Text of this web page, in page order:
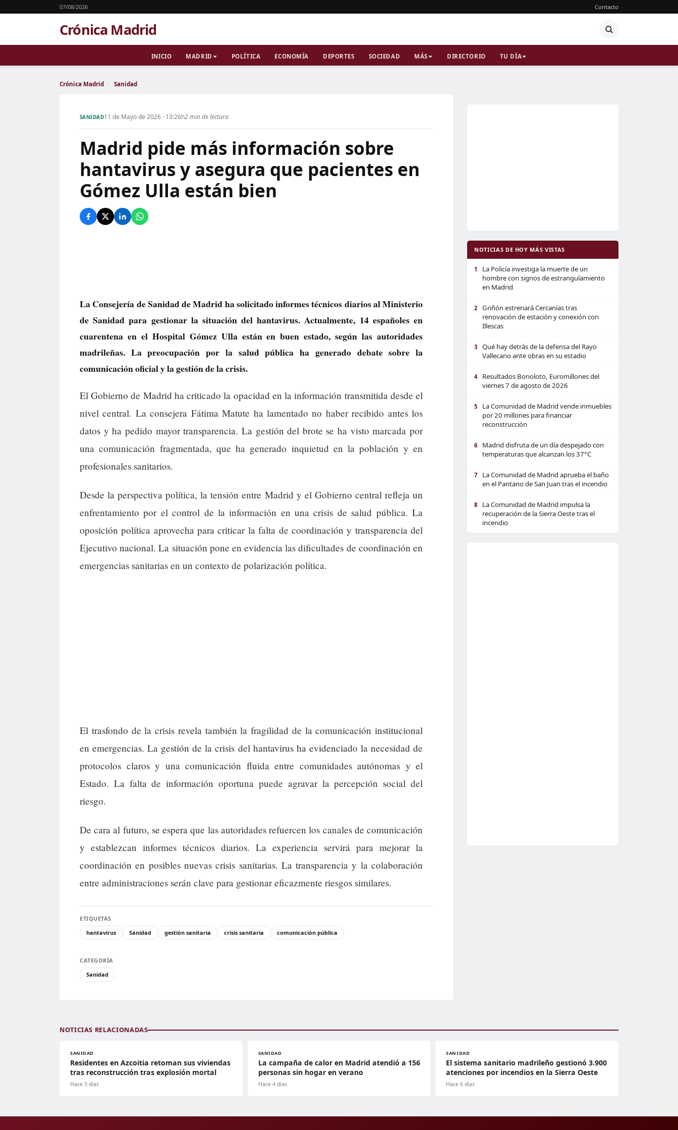
07/08/2026 Contacto
Crónica Madrid
INICIO MADRID POLÍTICA ECONOMÍA DEPORTES SOCIEDAD MÁS DIRECTORIO TU DÍA
Crónica Madrid › Sanidad
SANIDAD11 de Mayo de 2026 · 13:26h2 min de lectura
Madrid pide más información sobre
hantavirus y asegura que pacientes en
Gómez Ulla están bien
La Consejería de Sanidad de Madrid ha solicitado informes técnicos diarios al Ministerio
de Sanidad para gestionar la situación del hantavirus. Actualmente, 14 españoles en
cuarentena en el Hospital Gómez Ulla están en buen estado, según las autoridades
madrileñas. La preocupación por la salud pública ha generado debate sobre la
comunicación oficial y la gestión de la crisis.
El Gobierno de Madrid ha criticado la opacidad en la información transmitida desde el
nivel central. La consejera Fátima Matute ha lamentado no haber recibido antes los
datos y ha pedido mayor transparencia. La gestión del brote se ha visto marcada por
una comunicación fragmentada, que ha generado inquietud en la población y en
profesionales sanitarios.
Desde la perspectiva política, la tensión entre Madrid y el Gobierno central refleja un
enfrentamiento por el control de la información en una crisis de salud pública. La
oposición política aprovecha para criticar la falta de coordinación y transparencia del
Ejecutivo nacional. La situación pone en evidencia las dificultades de coordinación en
emergencias sanitarias en un contexto de polarización política.
El trasfondo de la crisis revela también la fragilidad de la comunicación institucional
en emergencias. La gestión de la crisis del hantavirus ha evidenciado la necesidad de
protocolos claros y una comunicación fluida entre comunidades autónomas y el
Estado. La falta de información oportuna puede agravar la percepción social del
riesgo.
De cara al futuro, se espera que las autoridades refuercen los canales de comunicación
y establezcan informes técnicos diarios. La experiencia servirá para mejorar la
coordinación en posibles nuevas crisis sanitarias. La transparencia y la colaboración
entre administraciones serán clave para gestionar eficazmente riesgos similares.
ETIQUETAS
hantavirus
Sanidad gestión sanitaria crisis sanitaria comunicación pública
CATEGORÍA
Sanidad
NOTICIAS DE HOY MÁS VISTAS
1
La Policía investiga la muerte de un
hombre con signos de estrangulamiento
en Madrid
2
Griñón estrenará Cercanías tras
renovación de estación y conexión con
Illescas
3
Qué hay detrás de la defensa del Rayo
Vallecano ante obras en su estadio
4
Resultados Bonoloto, Euromillones del
viernes 7 de agosto de 2026
5
La Comunidad de Madrid vende inmuebles
por 20 millones para financiar
reconstrucción
6
Madrid disfruta de un día despejado con
temperaturas que alcanzan los 37°C
7
La Comunidad de Madrid aprueba el baño
en el Pantano de San Juan tras el incendio
8
La Comunidad de Madrid impulsa la
recuperación de la Sierra Oeste tras el
incendio
NOTICIAS RELACIONADAS
SANIDAD
Residentes en Azcoitia retoman sus viviendas
tras reconstrucción tras explosión mortal
Hace 3 días
SANIDAD
La campaña de calor en Madrid atendió a 156
personas sin hogar en verano
Hace 4 días
SANIDAD
El sistema sanitario madrileño gestionó 3.900
atenciones por incendios en la Sierra Oeste
Hace 6 días